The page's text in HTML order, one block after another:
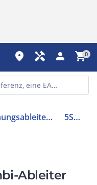
place handyman person shopping_cart0
Überspannungsableiter für Energietechnik/Stromversorgung 5SD74438KK11
Ableiter